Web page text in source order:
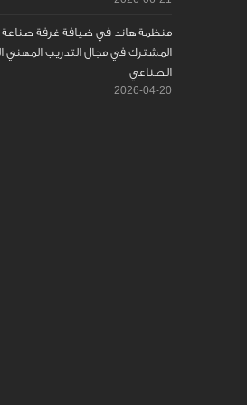
منظمة هاند في ضيافة غرفة صناعة
المشترك في مجال التدريب
الصناعي
2026-04-20